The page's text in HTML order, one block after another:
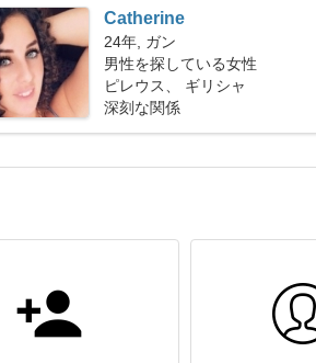
Catherine
24年, ガン
男性を探している女性
ピレウス、 ギリシャ
深刻な関係